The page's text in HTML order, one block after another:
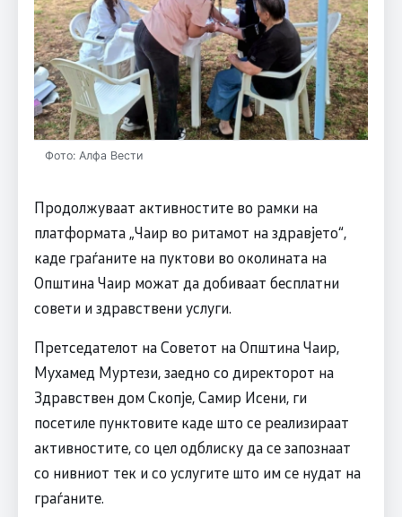
Фото: Алфа Вести
Продолжуваат активностите во рамки на
платформата „Чаир во ритамот на здравјето“,
каде граѓаните на пуктови во околината на
Општина Чаир можат да добиваат бесплатни
совети и здравствени услуги.
Претседателот на Советот на Општина Чаир,
Мухамед Муртези, заедно со директорот на
Здравствен дом Скопје, Самир Исени, ги
посетиле пунктовите каде што се реализираат
активностите, со цел одблиску да се запознаат
со нивниот тек и со услугите што им се нудат на
граѓаните.